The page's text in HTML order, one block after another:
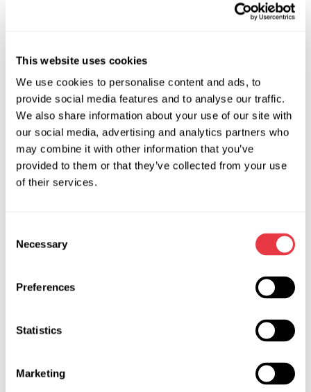
This website uses cookies
We use cookies to personalise content and ads, to
provide social media features and to analyse our traffic.
We also share information about your use of our site with
our social media, advertising and analytics partners who
may combine it with other information that you’ve
provided to them or that they’ve collected from your use
of their services.
Selection
Necessary
Preferences
Statistics
Marketing
Спеціально для діагностики високовольтних батарей
MS800. MSG equipment підготував оновлення
програмного забезпечення тестера, яке поряд з нікель-
металогідридними модулями, дозволяє тестеру MS800
також перевіряти літій-іонні комірки. Максимальні струми
заряду та розряду всіх типів модулів: 4,5А на заряд та
6А на розряд. Одночасно можна перевіряти до 36-ти
комірок. Контроль температури модулів у процесі
заряду/розряду запобігає їх пошкодженню під час